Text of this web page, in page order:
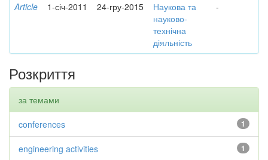
Article 1-січ-2011 24-гру-2015
Наукова та
науково-
технічна
діяльність
-
Розкриття
за темами
1
conferences
1
engineering activities